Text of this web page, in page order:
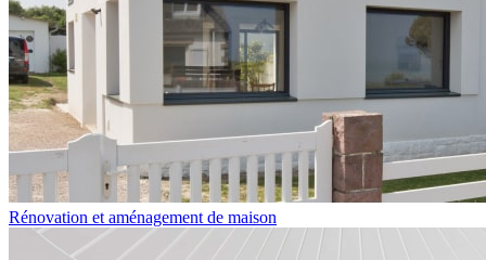
Rénovation et aménagement de maison